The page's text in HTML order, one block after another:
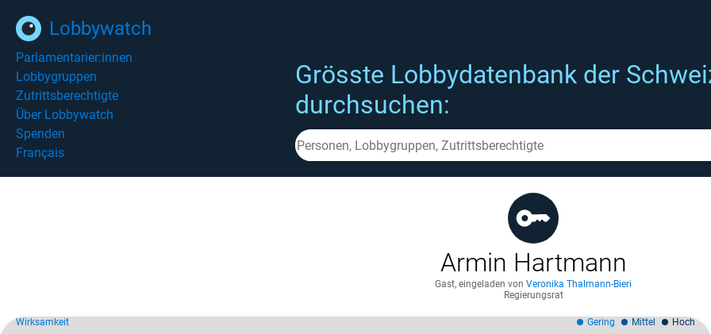
Lobbywatch
Parlamentarier:innen
Lobbygruppen
Zutrittsberechtigte
Über Lobbywatch
Spenden
Français
Grösste Lobbydatenbank der
durchsuchen:
Armin Hartmann
Gast, eingeladen von Veronika Thalmann-Bieri
Regierungsrat
Wirksamkeit Gering Mittel Hoch